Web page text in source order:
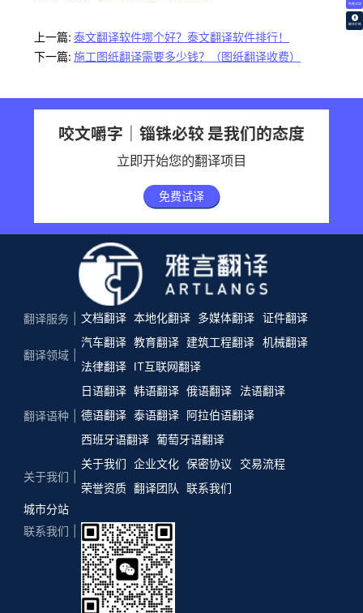
免费试译
翻译价格
上一篇: 泰文翻译软件哪个好？泰文翻译软件排行！
下一篇: 施工图纸翻译需要多少钱？（图纸翻译收费）
咬文嚼字｜锱铢必较 是我们的态度
立即开始您的翻译项目
免费试译
翻译服务 文档翻译 本地化翻译 多媒体翻译 证件翻译
翻译领域
汽车翻译 教育翻译 建筑工程翻译 机械翻译
法律翻译
IT互联网翻译
翻译语种
日语翻译 韩语翻译 俄语翻译
法语翻译
德语翻译 泰语翻译 阿拉伯语翻译
西班牙语翻译 葡萄牙语翻译
关于我们
关于我们 企业文化 保密协议
交易流程
荣誉资质 翻译团队
联系我们
城市分站
联系我们